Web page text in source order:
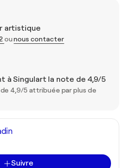
artistique
ounous contacter
à Singulart la note de 4,9/5
4,9/5 attribuée par plus de
Suivre